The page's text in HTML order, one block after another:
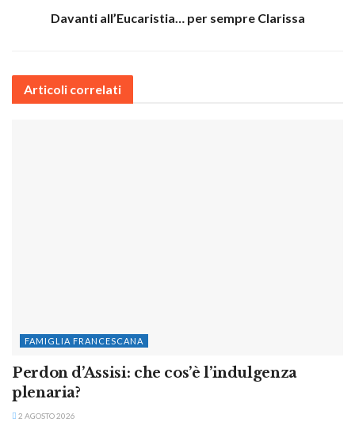
Davanti all’Eucaristia… per sempre Clarissa
Articoli correlati
FAMIGLIA FRANCESCANA
Perdon d’Assisi: che cos’è l’indulgenza
plenaria?
2 AGOSTO 2026